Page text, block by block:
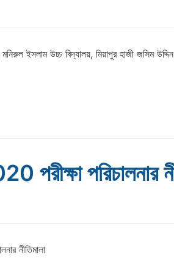
ইসলাম উচ্চ বিদ্যালয়, মিয়াপুর হাজী জসিম
পরীক্ষা পরিচালনার
নীতিমালা